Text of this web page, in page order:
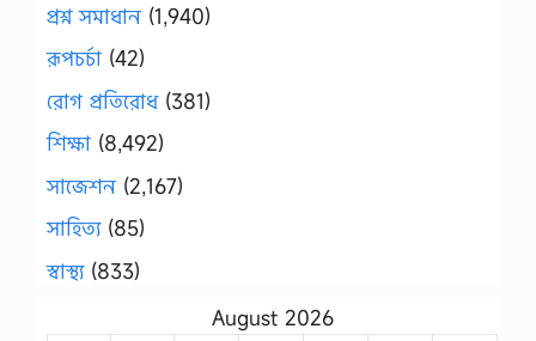
প্রশ্ন সমাধান (1,940)
রূপচর্চা (42)
রোগ প্রতিরোধ(381)
শিক্ষা (8,492)
সাজেশন (2,167)
সাহিত্য(85)
স্বাস্থ্য(833)
August 2026